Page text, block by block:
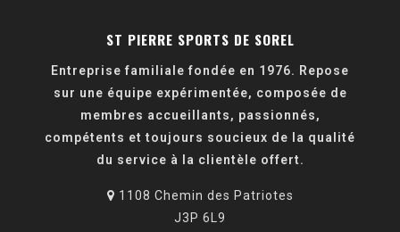
ST PIERRE SPORTS DE SOREL
Entreprise familiale fondée en 1976. Repose
sur une équipe expérimentée, composée de
membres accueillants, passionnés,
compétents et toujours soucieux de la qualité
du service à la clientèle offert.
1108 Chemin des Patriotes
J3P 6L9